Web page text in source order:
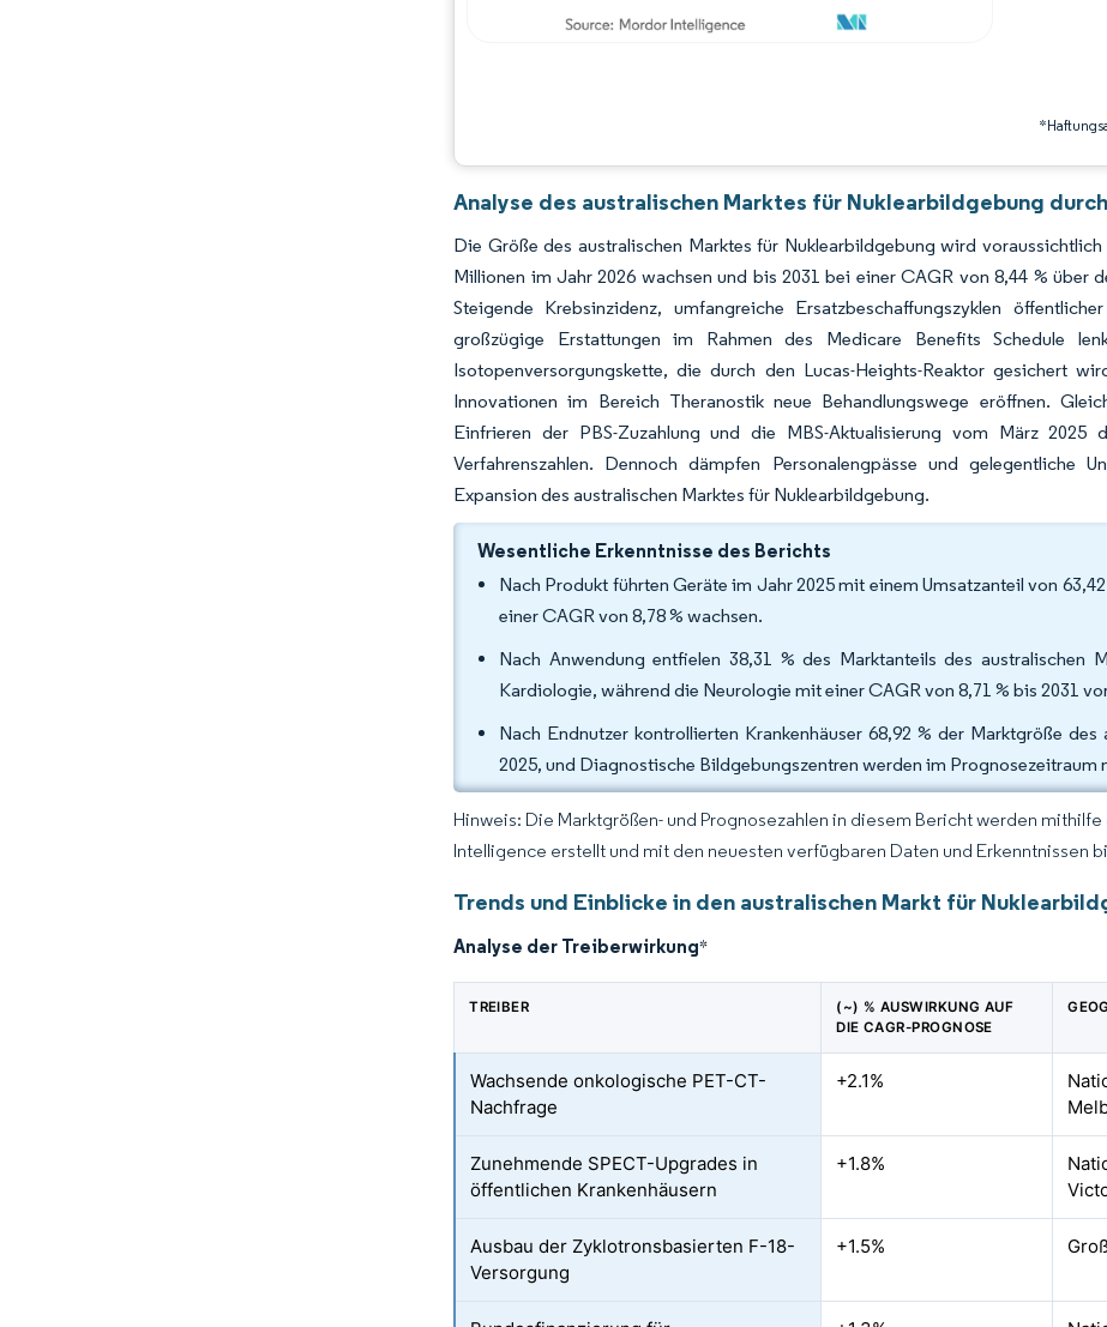
Analyse des australischen Marktes für Nuklearbildgebung
Die Größe des australischen Marktes für Nuklearbildgebung wird
Millionen im Jahr 2026 wachsen und bis 2031 bei einer CAGR von 8,44 % über
Steigende Krebsinzidenz, umfangreiche Ersatzbeschaffungszyklen
großzügige Erstattungen im Rahmen des Medicare Benefits Schedule
Isotopenversorgungskette, die durch den Lucas-Heights-Reaktor gesichert
Innovationen im Bereich Theranostik neue Behandlungswege eröffnen.
Einfrieren der PBS-Zuzahlung und die MBS-Aktualisierung vom März
Verfahrenszahlen. Dennoch dämpfen Personalengpässe und gelegentliche
Expansion des australischen Marktes für Nuklearbildgebung.
Wesentliche Erkenntnisse des Berichts
Nach Produkt führten Geräte im Jahr 2025 mit einem Umsatzanteil von
einer CAGR von 8,78 % wachsen.
Nach Anwendung entfielen 38,31 % des Marktanteils des australischen
Kardiologie, während die Neurologie mit einer CAGR von 8,71 % bis 2031
Nach Endnutzer kontrollierten Krankenhäuser 68,92 % der Marktgröße
2025, und Diagnostische Bildgebungszentren werden im Prognosezeitraum
Hinweis: Die Marktgrößen- und Prognosezahlen in diesem Bericht werden
Intelligence erstellt und mit den neuesten verfügbaren Daten und Erkenntnissen
Trends und Einblicke in den australischen Markt für
Analyse der Treiberwirkung*
TREIBER
(~) % AUSWIRKUNG AUF
DIE CAGR-PROGNOSE
Wachsende onkologische PET-CT-
Nachfrage
+2.1%
Zunehmende SPECT-Upgrades in
öffentlichen Krankenhäusern
+1.8%
Ausbau der Zyklotronsbasierten F-18-
Versorgung
+1.5%